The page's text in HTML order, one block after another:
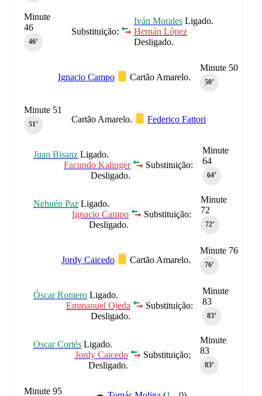
Substituição:
Iván MoralesLigado.
Hernán López
Desligado.
Minute
46
46‎’‎
Minute 50
50‎’‎
Cartão Amarelo.
Ignacio Campo
Cartão Amarelo. Federico Fattori
Minute 51
51‎’‎
Minute
64
64‎’‎
Substituição:
Juan Bisanz Ligado.
Facundo Kalinger
Desligado.
Minute
72
72‎’‎
Substituição:
Nehuén Paz Ligado.
Ignacio Campo
Desligado.
Minute 76
76‎’‎
Cartão Amarelo.
Jordy Caicedo
Minute
83
83‎’‎
Substituição:
Óscar Romero Ligado.
Emmanuel Ojeda
Desligado.
Minute
83
83‎’‎
Substituição:
Oscar Cortés Ligado.
Jordy Caicedo
Desligado.
Minute 95